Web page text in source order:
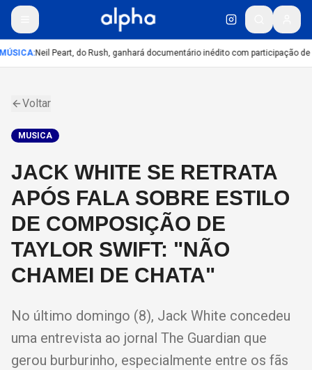
:Neil Peart, do Rush, ganhará documentário inédito com participação de
Voltar
MUSICA
JACK WHITE SE RETRATA
APÓS FALA SOBRE ESTILO
DE COMPOSIÇÃO DE
TAYLOR SWIFT: "NÃO
CHAMEI DE CHATA"
No último domingo (8), Jack White concedeu
uma entrevista ao jornal The Guardian que
gerou burburinho, especialmente entre os fãs